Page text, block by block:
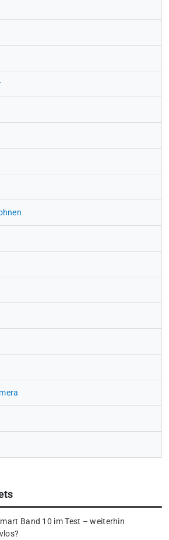
Band 10 im Test – weiterhin